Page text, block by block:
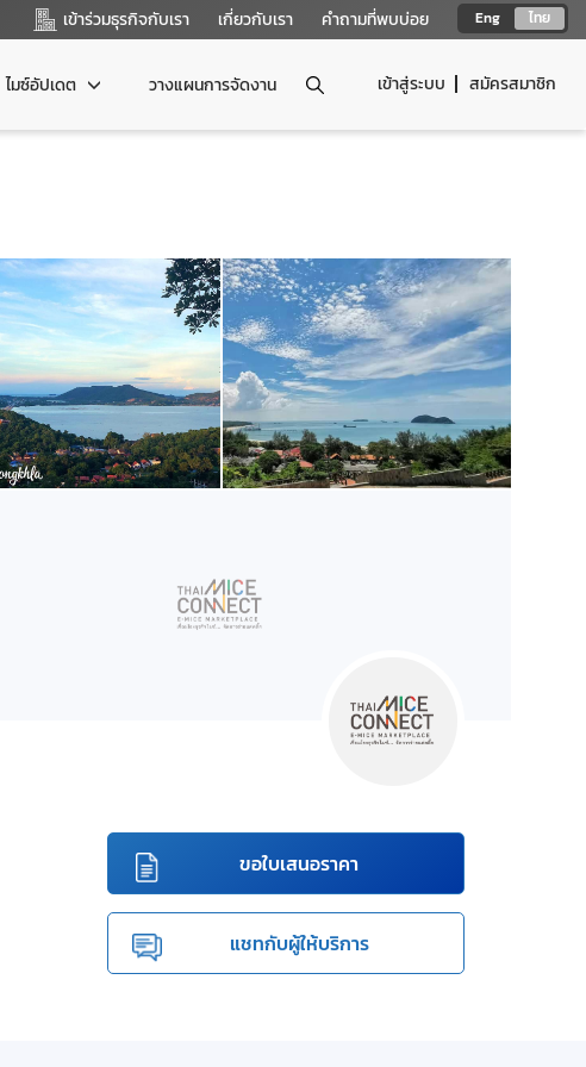
Eng ไทย
เข้าร่วมธุรกิจกับเรา เกี่ยวกับเรา คำถามที่พบบ่อย
เข้าสู่ระบบ สมัครสมาชิก
ไมซ์อัปเดต วางแผนการจัดงาน
ขอใบเสนอราคา
แชทกับผู้ให้บริการ